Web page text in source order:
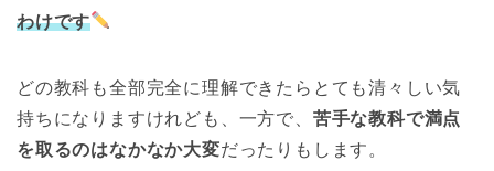
わけです
どの教科も全部完全に理解できたらとても清々しい気
持ちになりますけれども、一方で、 苦手な教科で満点
を取るのはなかなか大変だったりもします。